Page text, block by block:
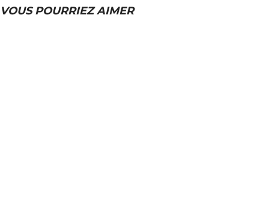
VOUS POURRIEZ AIMER